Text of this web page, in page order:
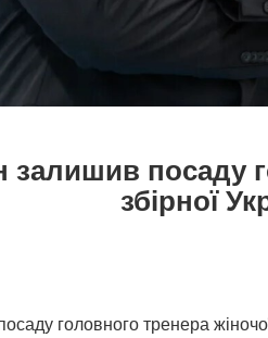
залишив посаду
збірної
головного тренера